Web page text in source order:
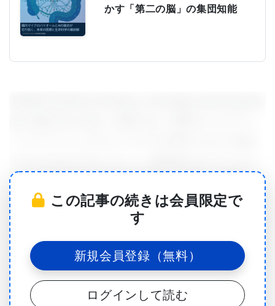
かす「第二の脳」の集団知能
のようにオオカバマダラに適しているのかを調査し
ました。その結果、わずかな小さな都市の庭でもオ
オカバマダラを引き寄せ、幼虫の生息地となること
が明らかになりました。
この記事の続きは会員限定で
す
新規会員登録（無料）
ログインして読む